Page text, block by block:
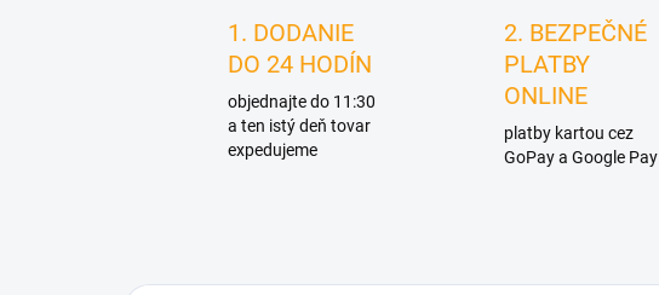
1. DODANIE
DO 24 HODÍN
objednajte do 11:30
a ten istý deň tovar
expedujeme
2. BEZPEČNÉ
PLATBY
ONLINE
platby kartou cez
GoPay a Google Pay